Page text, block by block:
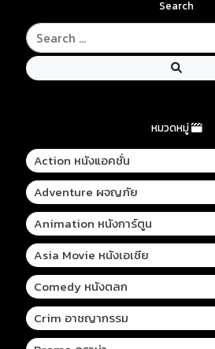
Search
หมวดหมู่
Action หนังแอคชั่น
Adventure ผจญภัย
Animation หนังการ์ตูน
Asia Movie หนังเอเชีย
Comedy หนังตลก
Crim อาชญากรรม